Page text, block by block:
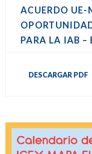
ACUERDO UE-
PARA LA IAB
DESCARGAR PDF